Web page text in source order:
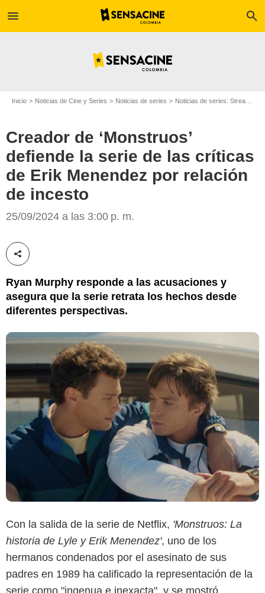
menu search
Inicio Noticias de Cine y Series Noticias de series Noticias de series: Streaming
Creador de ‘Monstruos’
defiende la serie de las críticas
de Erik Menendez por relación
de incesto
25/09/2024 a las 3:00 p. m.
Compartir esta noticia
Ryan Murphy responde a las acusaciones y
asegura que la serie retrata los hechos desde
diferentes perspectivas.
Netflix
Con la salida de la serie de Netflix, 'Monstruos: La
historia de Lyle y Erik Menendez', uno de los
hermanos condenados por el asesinato de sus
padres en 1989 ha calificado la representación de la
serie como "ingenua e inexacta", y se mostró